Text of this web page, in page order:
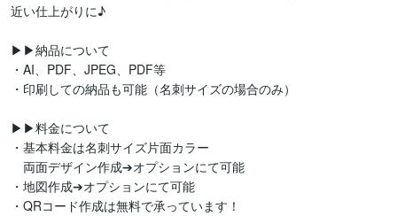
近い仕上がりに♪
▶▶納品について
・AI、PDF、JPEG、PDF等
・印刷しての納品も可能（名刺サイズの場合のみ）
▶▶料金について
・基本料金は名刺サイズ片面カラー
両面デザイン作成➔オプションにて可能
・地図作成➔オプションにて可能
・QRコード作成は無料で承っています！